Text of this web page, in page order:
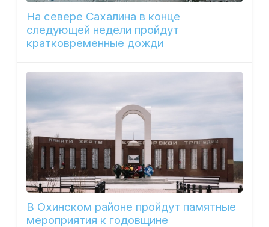
На севере Сахалина в конце
следующей недели пройдут
кратковременные дожди
В Охинском районе пройдут памятные
мероприятия к годовщине